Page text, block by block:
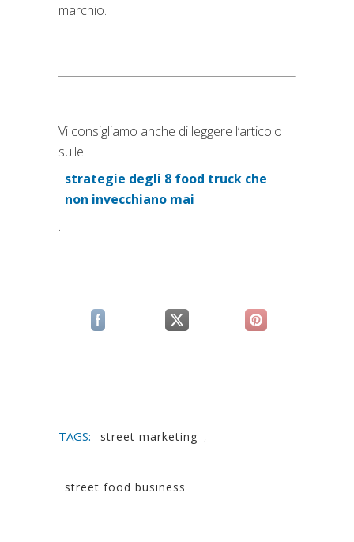
marchio.
Vi consigliamo anche di leggere l’articolo
sulle
strategie degli 8 food truck che
non invecchiano mai
.
(si apre in una nuova scheda)
(si apre in una nuova scheda)
(si apre in una
TAGS: street marketing ,
street food business